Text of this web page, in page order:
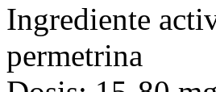
Ingrediente
permetrina